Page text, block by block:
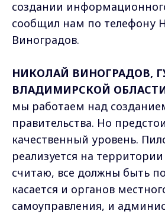
создании
сообщил нам по телефону
Виноградов.
НИКОЛАЙ ВИНОГРАДОВ,
ВЛАДИМИРСКОЙ
мы работаем над
правительства. Но
качественный уровень.
реализуется на
считаю, все должны быть
касается и органов
самоуправления, и